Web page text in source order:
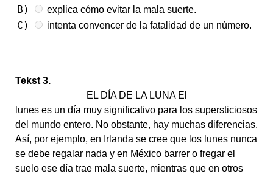
B) explica cómo evitar la mala suerte.
C) intenta convencer de la fatalidad de un número.
Tekst 3.
EL DÍA DE LA LUNA El
lunes es un día muy significativo para los supersticiosos
del mundo entero. No obstante, hay muchas diferencias.
Así, por ejemplo, en Irlanda se cree que los lunes nunca
se debe regalar nada y en México barrer o fregar el
suelo ese día trae mala suerte, mientras que en otros